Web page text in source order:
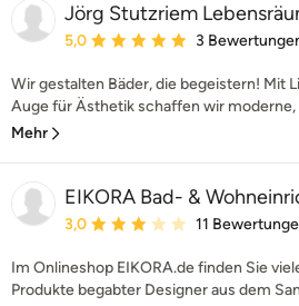
Jörg Stutzriem
Durchschnittliche Bewertung: 5
5,0 3
Wir gestalten Bäder, die begeistern! Mit
Auge für Ästhetik schaffen wir moderne,
Mehr
EIKORA Bad- &
Durchschnittliche Bewertung: 3
3,0 11
Im Onlineshop EIKORA.de finden Sie
Produkte begabter Designer aus dem